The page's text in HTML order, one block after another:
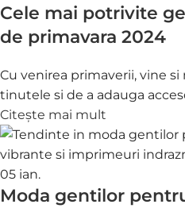
Cele mai potrivite
de primavara 2024
Cu venirea primaverii, vine
tinutele si de a adauga
Citește mai mult
05 ian.
Moda gentilor